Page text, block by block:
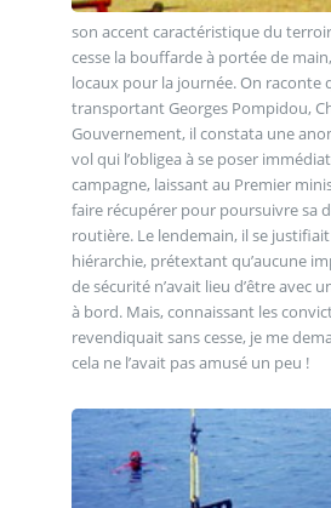
son accent caractéristique du
cesse la bouffarde à portée de
locaux pour la journée. On raconte
transportant Georges Pompidou,
Gouvernement, il constata une
vol qui l’obligea à se poser
campagne, laissant au Premier
faire récupérer pour poursuivre sa
routière. Le lendemain, il se
hiérarchie, prétextant qu’aucune
de sécurité n’avait lieu d’être avec
à bord. Mais, connaissant les
revendiquait sans cesse, je me
cela ne l’avait pas amusé un peu !